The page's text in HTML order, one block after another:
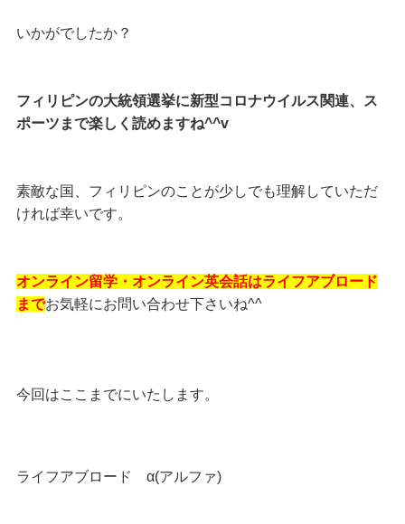
いかがでしたか？
フィリピンの大統領選挙に新型コロナウイルス関連、ス
ポーツまで楽しく読めますね^^v
素敵な国、フィリピンのことが少しでも理解していただ
ければ幸いです。
オンライン留学・オンライン英会話はライフアブロード
までお気軽にお問い合わせ下さいね^^
今回はここまでにいたします。
ライフアブロード α(アルファ)